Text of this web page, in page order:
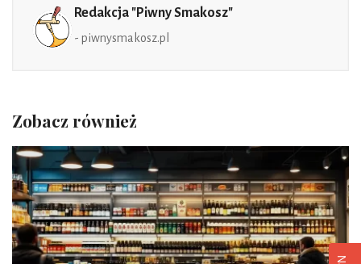
Redakcja "Piwny Smakosz"
- piwnysmakosz.pl
Zobacz również